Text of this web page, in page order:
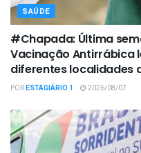
SAÚDE
#Chapada: Última
Vacinação Antirrábica
diferentes localidades
PORESTAGIÁRIO 1 2026/08/07